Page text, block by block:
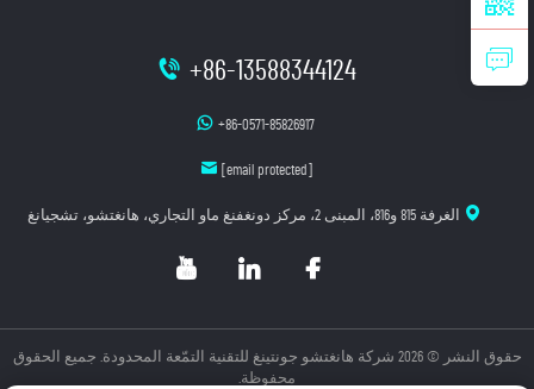
+86-13588344124
+86-0571-85826917
[email protected]
الغرفة 815 و816، المبنى 2، مركز دونغفنغ ماو التجاري، هانغتشو، تشجيانغ
حقوق النشر © 2026 شركة هانغتشو جونتينغ للتقنية التمّعة المحدودة. جميع الحقوق
محفوظة.